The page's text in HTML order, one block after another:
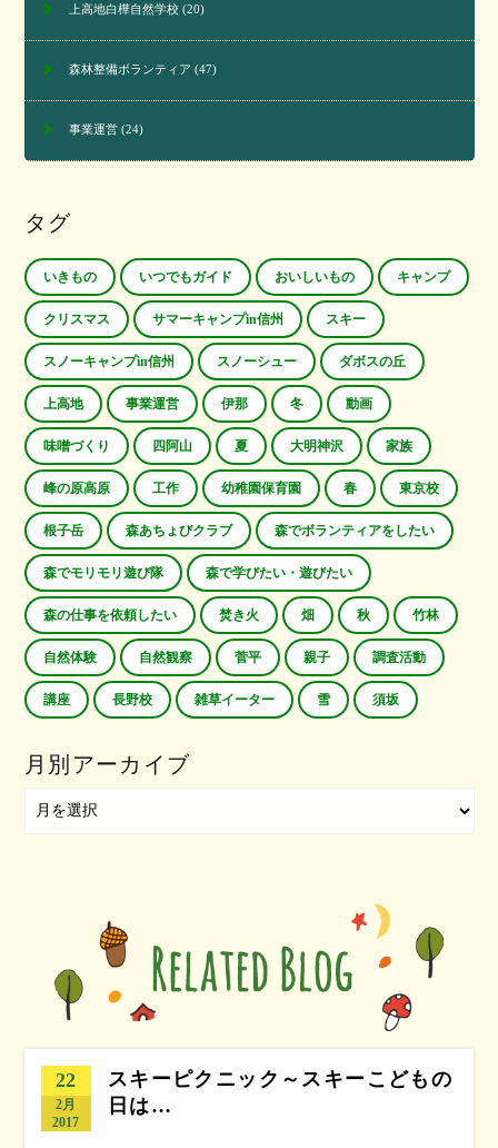
上高地白樺自然学校(20)
森林整備ボランティア (47)
事業運営(24)
タグ
いきもの いつでもガイド おいしいもの キャンプ
クリスマス サマーキャンプin信州 スキー
スノーキャンプin信州 スノーシュー ダボスの丘
上高地 事業運営 伊那 冬 動画
味噌づくり 四阿山 夏 大明神沢 家族
峰の原高原 工作 幼稚園保育園 春 東京校
根子岳 森あちょびクラブ 森でボランティアをしたい
森でモリモリ遊び隊 森で学びたい・遊びたい
森の仕事を依頼したい 焚き火 畑 秋 竹林
自然体験 自然観察 菅平 親子 調査活動
講座 長野校 雑草イーター 雪 須坂
月別アーカイブ
22
2月
2017
スキーピクニック～スキーこどもの
日は…